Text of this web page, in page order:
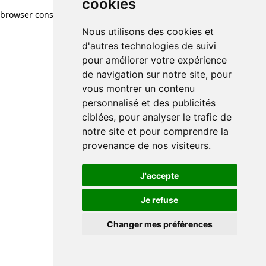
cookies
Nous utilisons des cookies et
d'autres technologies de suivi
pour améliorer votre expérience
de navigation sur notre site, pour
vous montrer un contenu
personnalisé et des publicités
ciblées, pour analyser le trafic de
notre site et pour comprendre la
provenance de nos visiteurs.
J'accepte
Je refuse
Changer mes préférences
browser console for more information)